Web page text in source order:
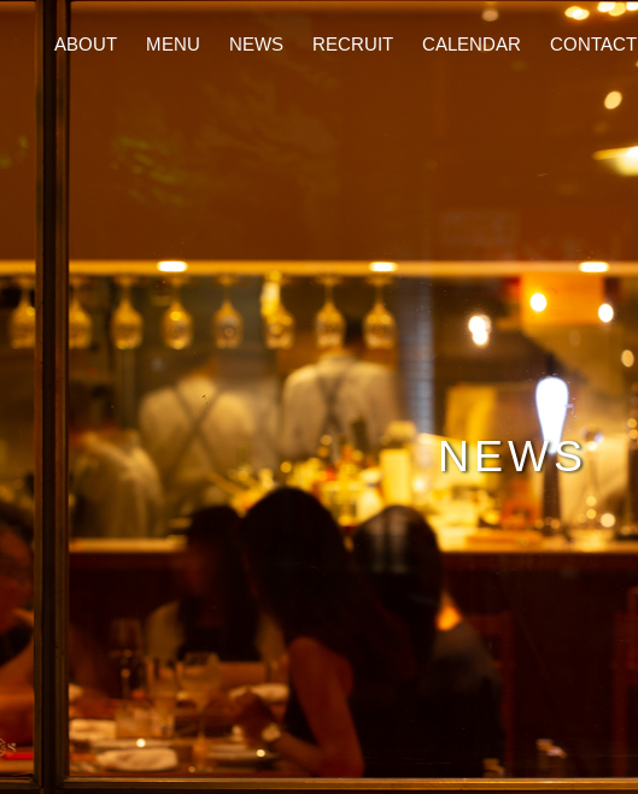
た料理と相性バッチリのワインを気軽に楽しんでください。
ABOUT
MENU NEWS RECRUIT CALENDAR CONTACT
NEWS